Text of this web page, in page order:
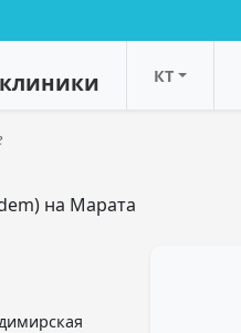
КТ
на Марата